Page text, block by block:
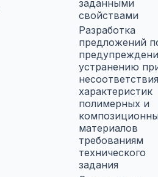
заданными
свойствами
Разработка
предложений
устранению
несоответствия
характеристик
полимерных и
материалов
требованиям
технического
задания